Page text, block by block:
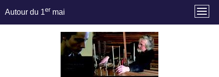
Autour du 1er mai